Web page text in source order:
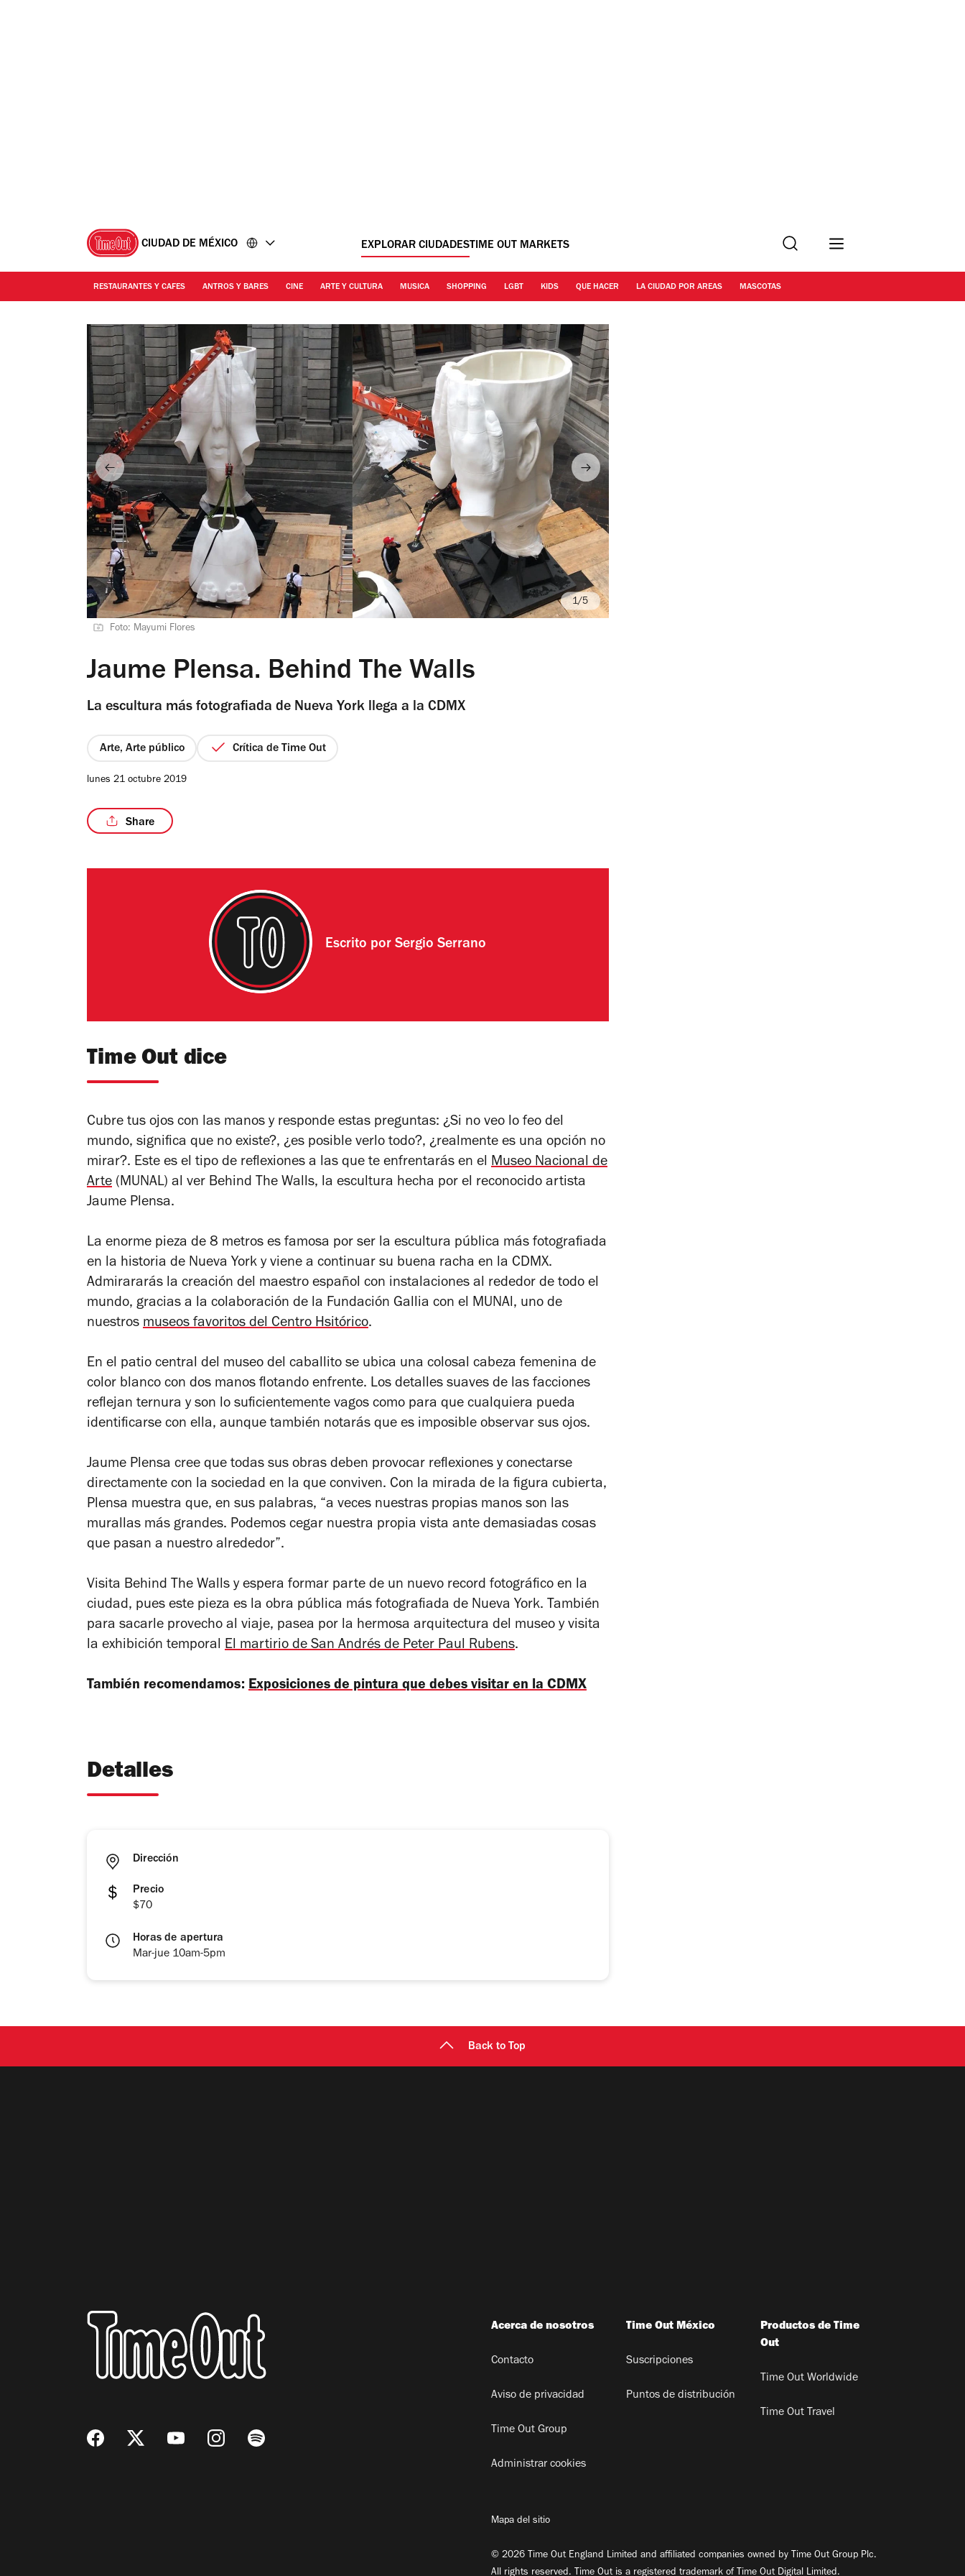
CIUDAD DE MÉXICO EXPLORAR CIUDADESTIME OUT MARKETS Buscar
RESTAURANTES Y CAFES ANTROS Y BARES CINE ARTE Y CULTURA MUSICA SHOPPING LGBT KIDS QUE HACER LA CIUDAD POR AREAS MASCOTAS
Foto: Mayumi Flores
/5
Jaume Plensa. Behind The Walls
La escultura más fotografiada de Nueva York llega a la CDMX
Arte, Arte público Crítica de Time Out
lunes 21 octubre 2019
Share
Escrito porSergio Serrano
Time Out dice
Cubre tus ojos con las manos y responde estas preguntas: ¿Si no veo lo feo del
mundo, significa que no existe?, ¿es posible verlo todo?, ¿realmente es una opción no
mirar?. Este es el tipo de reflexiones a las que te enfrentarás en el Museo Nacional de
Arte (MUNAL) al ver Behind The Walls, la escultura hecha por el reconocido artista
Jaume Plensa.
La enorme pieza de 8 metros es famosa por ser la escultura pública más fotografiada
en la historia de Nueva York y viene a continuar su buena racha en la CDMX.
Admirararás la creación del maestro español con instalaciones al rededor de todo el
mundo, gracias a la colaboración de la Fundación Gallia con el MUNAl, uno de
nuestros museos favoritos del Centro Hsitórico.
En el patio central del museo del caballito se ubica una colosal cabeza femenina de
color blanco con dos manos flotando enfrente. Los detalles suaves de las facciones
reflejan ternura y son lo suficientemente vagos como para que cualquiera pueda
identificarse con ella, aunque también notarás que es imposible observar sus ojos.
Jaume Plensa cree que todas sus obras deben provocar reflexiones y conectarse
directamente con la sociedad en la que conviven. Con la mirada de la figura cubierta,
Plensa muestra que, en sus palabras, “a veces nuestras propias manos son las
murallas más grandes. Podemos cegar nuestra propia vista ante demasiadas cosas
que pasan a nuestro alrededor”.
Visita Behind The Walls y espera formar parte de un nuevo record fotográfico en la
ciudad, pues este pieza es la obra pública más fotografiada de Nueva York. También
para sacarle provecho al viaje, pasea por la hermosa arquitectura del museo y visita
la exhibición temporal El martirio de San Andrés de Peter Paul Rubens.
También recomendamos: Exposiciones de pintura que debes visitar en la CDMX
Detalles
Dirección
Precio
$70
Horas de apertura
Mar-jue 10am-5pm
Back to Top
Acerca de nosotros
Contacto
Aviso de privacidad
Time Out Group
Administrar cookies
Time Out México
Suscripciones
Puntos de distribución
Productos de Time
Out
Time Out Worldwide
Time Out Travel
Mapa del sitio
© 2026 Time Out England Limited and affiliated companies owned by Time Out Group Plc.
All rights reserved. Time Out is a registered trademark of Time Out Digital Limited.